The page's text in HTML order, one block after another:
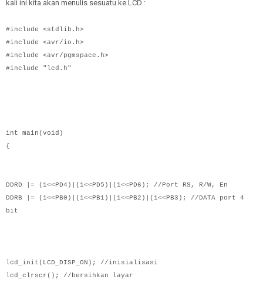
kali ini kita akan menulis sesuatu ke LCD :
#include <stdlib.h>
#include <avr/io.h>
#include <avr/pgmspace.h>
#include "lcd.h"
int main(void)
{
DDRD |= (1<<PD4)|(1<<PD5)|(1<<PD6); //Port RS, R/W, En
DDRB |= (1<<PB0)|(1<<PB1)|(1<<PB2)|(1<<PB3); //DATA port 4
bit
lcd_init(LCD_DISP_ON); //inisialisasi
lcd_clrscr(); //bersihkan layar